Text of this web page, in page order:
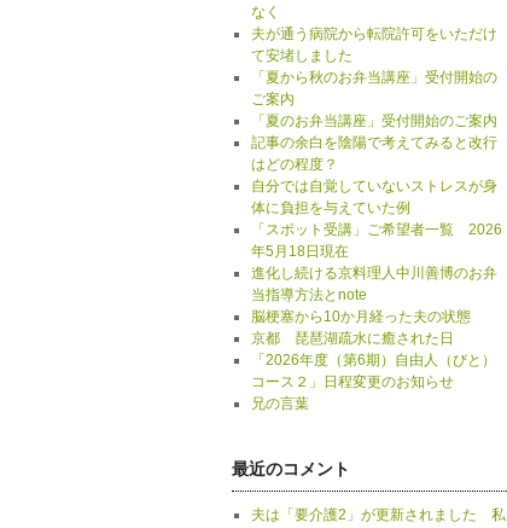
なく
夫が通う病院から転院許可をいただけ
て安堵しました
「夏から秋のお弁当講座」受付開始の
ご案内
「夏のお弁当講座」受付開始のご案内
記事の余白を陰陽で考えてみると改行
はどの程度？
自分では自覚していないストレスが身
体に負担を与えていた例
「スポット受講」ご希望者一覧 2026
年5月18日現在
進化し続ける京料理人中川善博のお弁
当指導方法とnote
脳梗塞から10か月経った夫の状態
京都 琵琶湖疏水に癒された日
「2026年度（第6期）自由人（びと）
コース２」日程変更のお知らせ
兄の言葉
最近のコメント
夫は「要介護2」が更新されました 私